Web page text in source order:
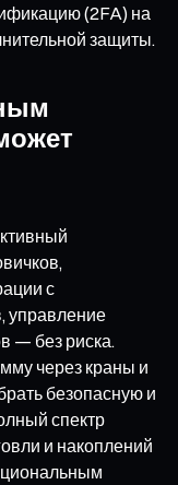
(2FA) на
защиты.
с
управление
— без риска.
через краны и
безопасную и
спектр
и накоплений